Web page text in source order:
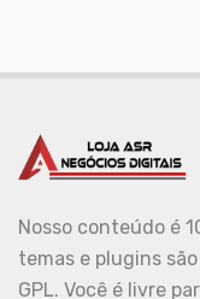
Nosso conteúdo é
temas e plugins
GPL. Você é livre